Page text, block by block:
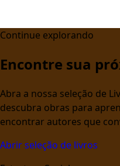
Continue explorando
Encontre sua
Abra a nossa seleção de
descubra obras para
encontrar autores que
Abrir seleção de livros